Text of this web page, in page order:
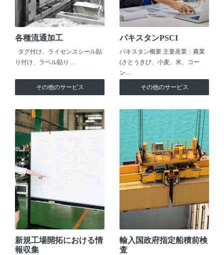
各種流通加工
タグ付け、ライセンスシール貼
り付け、ラベル貼り…
その他のサービス
パキスタンPSCI
パキスタン概要 主要産業：農業
(さとうきび、小麦、米、コー
ン…
その他のサービス
新規工場開拓における情
報収集
輸入国政府指定船積前検
査